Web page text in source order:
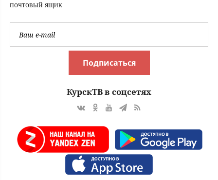
почтовый ящик
Подписаться
КурскТВ в соцсетях